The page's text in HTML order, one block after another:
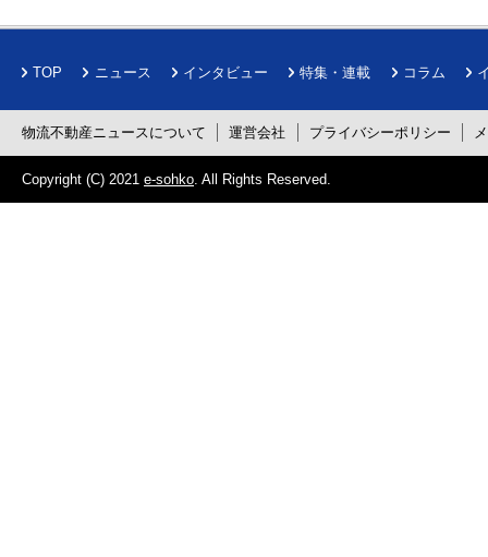
TOP ニュース インタビュー 特集・連載 コラム
物流不動産ニュースについて 運営会社 プライバシーポリシー
Copyright (C) 2021 e-sohko. All Rights Reserved.